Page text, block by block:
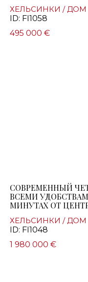
ХЕЛЬСИНКИ / ДОМ
ID: FI1058
495 000 €
СОВРЕМЕННЫЙ
ВСЕМИ
МИНУТАХ ОТ
ХЕЛЬСИНКИ / ДОМ
ID: FI1048
1 980 000 €